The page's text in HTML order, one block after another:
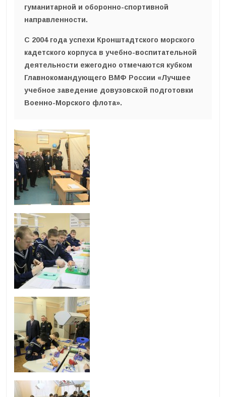
гуманитарной и оборонно-спортивной
направленности.
С 2004 года успехи Кронштадтского морского
кадетского корпуса в учебно-воспитательной
деятельности ежегодно отмечаются кубком
Главнокомандующего ВМФ России «Лучшее
учебное заведение довузовской подготовки
Военно-Морского флота».